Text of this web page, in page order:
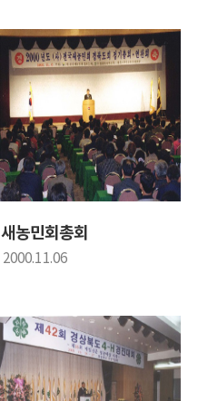
새농민회총회
2000.11.06